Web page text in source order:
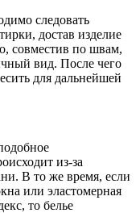
следовать
достав изделие
совместив по швам,
вид. После чего
для дальнейшей
из-за
В то же время, если
или эластомерная
то белье